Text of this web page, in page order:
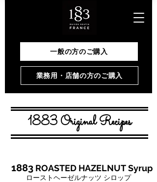
一般の方のご購入
業務用・店舗の方のご購入
1883 ROASTED HAZELNUT Syrup
ローストヘーゼルナッツ シロップ
1883 Original Recipes